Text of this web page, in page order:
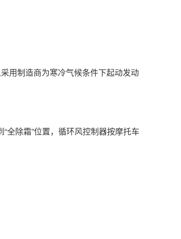
用制造商为寒冷气候条件下起动发动
全除霜”位置，循环风控制器按摩托车